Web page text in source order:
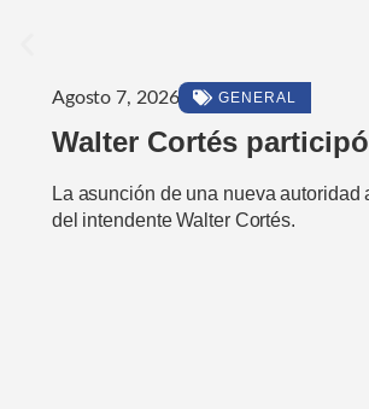
Agosto 7, 2026 GENERAL
Walter Cortés
La asunción de una nueva
del intendente Walter Cortés.